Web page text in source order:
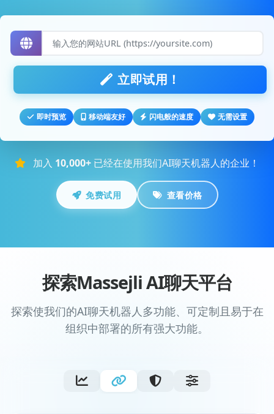
立即试用！
即时预览 移动端友好 闪电般的速度 无需设置
加入 10,000+ 已经在使用我们AI聊天机器人的企业！
免费试用 查看价格
探索Massejli AI聊天平台
探索使我们的AI聊天机器人多功能、可定制且易于在
组织中部署的所有强大功能。